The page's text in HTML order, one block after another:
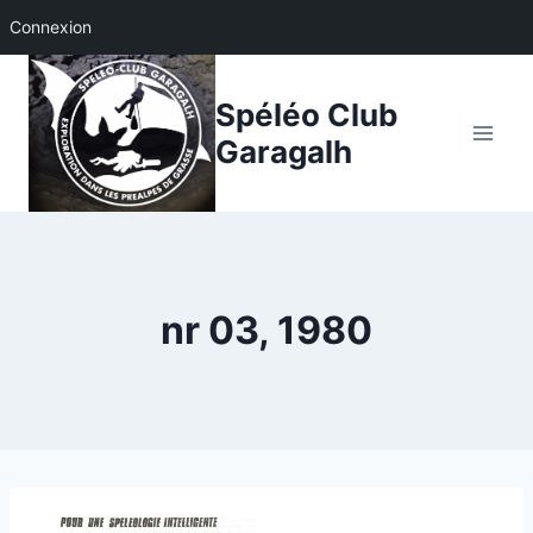
Connexion
Aller
contenu
Spéléo Club
Garagalh
nr 03, 1980